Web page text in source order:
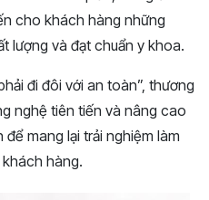
cho khách hàng những
lượng và đạt chuẩn y khoa.
đi đôi với an toàn”, thương
nghệ tiên tiến và nâng cao
mang lại trải nghiệm làm
hàng.